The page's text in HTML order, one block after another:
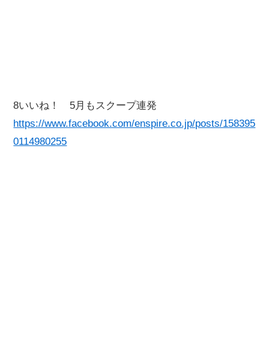
8いいね！ 5月もスクープ連発
https://www.facebook.com/enspire.co.jp/posts/158395
0114980255